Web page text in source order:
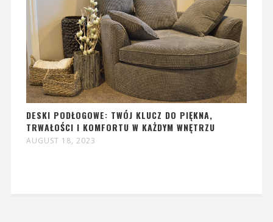
DESKI PODŁOGOWE: TWÓJ KLUCZ DO PIĘKNA,
TRWAŁOŚCI I KOMFORTU W KAŻDYM WNĘTRZU
AUGUST 18, 2023